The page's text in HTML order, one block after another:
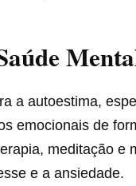
a autoestima,
emocionais de
meditação e
e a ansiedade.